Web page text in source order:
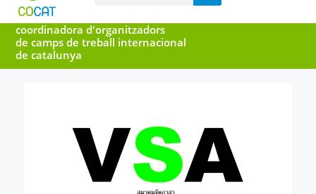
coordinadora d'organitzadors
de camps de treball internacional
de catalunya